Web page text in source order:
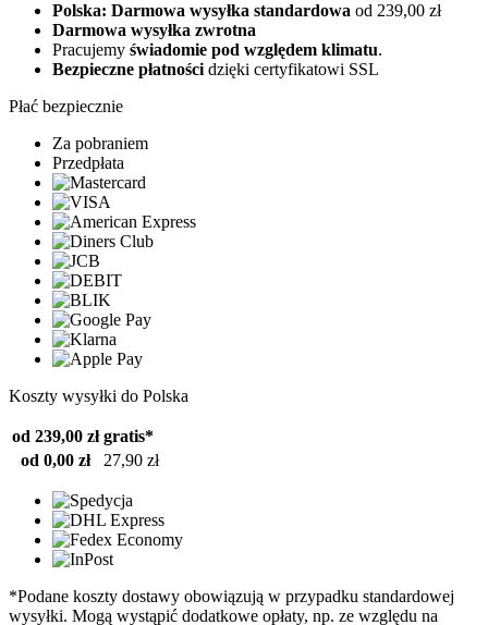
Polska: Darmowa wysyłka standardowa od 239,00 zł
Darmowa wysyłka zwrotna
Pracujemy świadomie pod względem klimatu.
Bezpieczne płatności dzięki certyfikatowi SSL
Płać bezpiecznie
Za pobraniem
Przedpłata
Koszty wysyłki do Polska
od 239,00 zł gratis*
od 0,00 zł
27,90 zł
*Podane koszty dostawy obowiązują w przypadku standardowej
wysyłki. Mogą wystąpić dodatkowe opłaty, np. ze względu na